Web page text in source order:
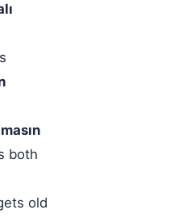
both
old